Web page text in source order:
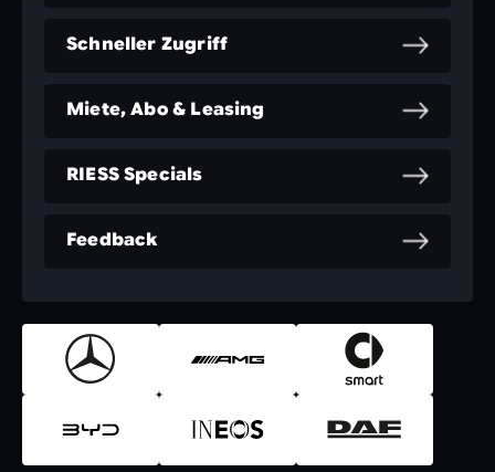
Schneller Zugriff
Miete, Abo & Leasing
RIESS Specials
Feedback